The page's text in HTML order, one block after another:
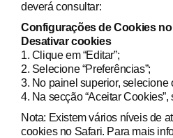
deverá consultar:
Configurações de Cookies no
Desativar cookies
1. Clique em “Editar”;
2. Selecione “Preferências”;
3. No painel superior, selecione
4. Na secção “Aceitar Cookies”,
Nota: Existem vários níveis de
cookies no Safari. Para mais